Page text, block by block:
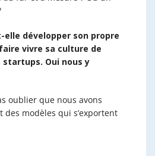
elle développer son propre
vivre sa culture de
startups. Oui nous y
oublier que nous avons
des modèles qui s’exportent